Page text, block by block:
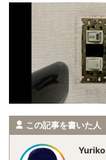
この記事を書いた人
Yuriko